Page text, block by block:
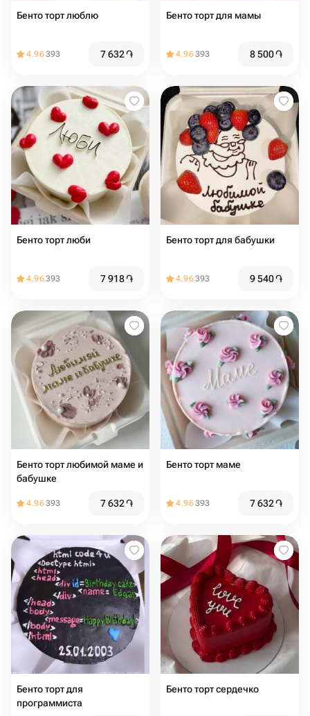
Бенто торт люблю
4.96393 7 632֏
Бенто торт для мамы
4.96393 8 500֏
Бенто торт люби
4.96393 7 918֏
Бенто торт для бабушки
4.96393 9 540֏
Бенто торт любимой маме и
бабушке
4.96393 7 632֏
Бенто торт маме
4.96393 7 632֏
Бенто торт для
программиста
Бенто торт сердечко